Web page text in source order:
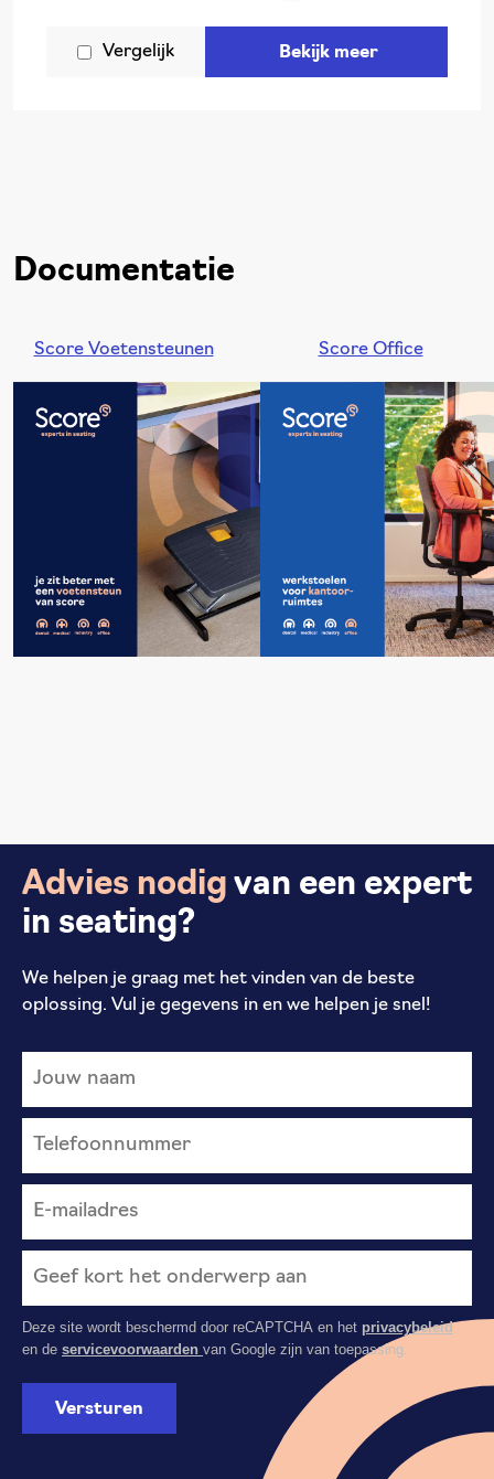
Vergelijk Bekijk meer
Documentatie
Score Voetensteunen Score Office
Advies nodig van een expert
in seating?
We helpen je graag met het vinden van de beste
oplossing. Vul je gegevens in en we helpen je snel!
Deze site wordt beschermd door reCAPTCHA en het privacybeleid
en de servicevoorwaarden van Google zijn van toepassing.